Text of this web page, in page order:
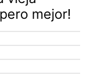
mejor!